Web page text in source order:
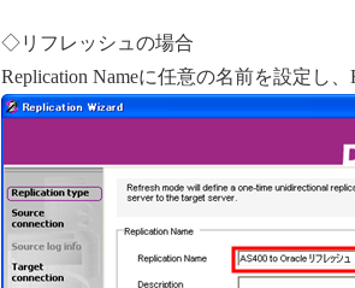
◇リフレッシュの場合
Replication Nameに任意の名前を設定し